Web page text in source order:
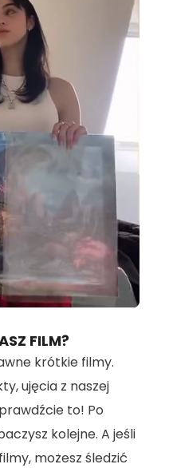
:
FILM?
krótkie filmy.
ujęcia z naszej
to! Po
kolejne. A jeśli
możesz śledzić